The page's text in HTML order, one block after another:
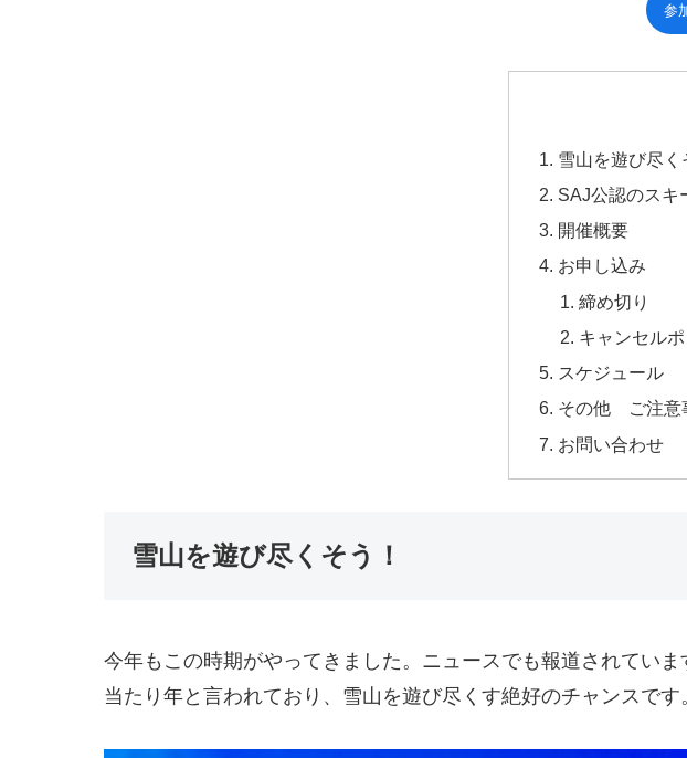
参
雪山を遊び尽く
SAJ公認のスキ
開催概要
お申し込み
締め切り
キャンセル
スケジュール
その他 ご注意
お問い合わせ
雪山を遊び尽くそう！
今年もこの時期がやってきました。ニュースでも報道されてい
当たり年と言われており、雪山を遊び尽くす絶好のチャンスです